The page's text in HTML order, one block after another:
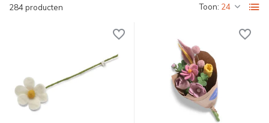
284 producten Toon: